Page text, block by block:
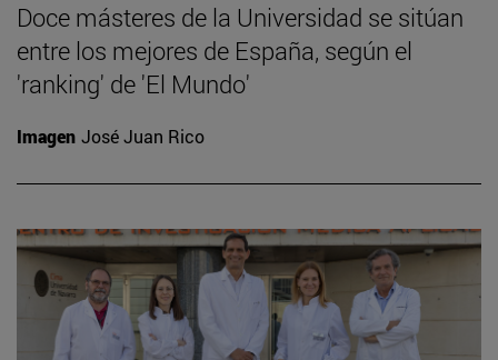
Doce másteres de la Universidad se sitúan
entre los mejores de España, según el
'ranking' de 'El Mundo'
Imagen José Juan Rico